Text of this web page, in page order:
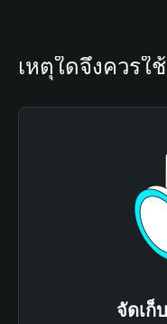
เหตุใดจึงควรใ
จัดเก็